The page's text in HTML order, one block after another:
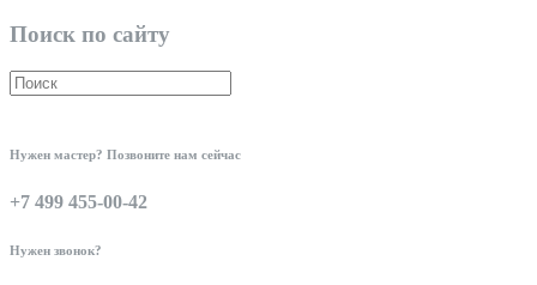
Поиск по сайту
Нужен мастер? Позвоните нам сейчас
+7 499 455-00-42
Нужен звонок?